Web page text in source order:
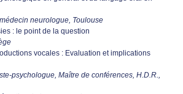
neurologue, Toulouse
: le point de la question
vocales : Evaluation et implications
psychologue, Maître de conférences, H.D.R.,